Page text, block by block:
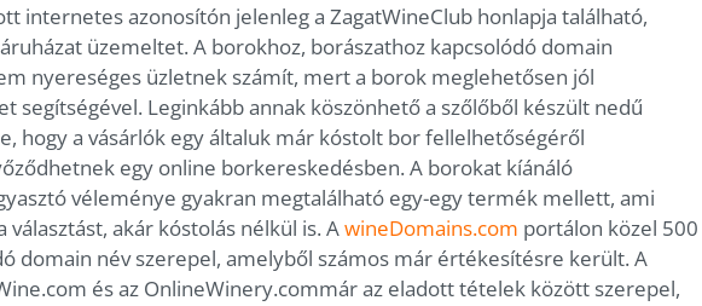
internetes azonosítón jelenleg a ZagatWineClub honlapja található,
üzemeltet. A borokhoz, borászathoz kapcsolódó domain
nyereséges üzletnek számít, mert a borok meglehetősen jól
segítségével. Leginkább annak köszönhető a szőlőből készült nedű
hogy a vásárlók egy általuk már kóstolt bor fellelhetőségéről
egy online borkereskedésben. A borokat kíánáló
véleménye gyakran megtalálható egy-egy termék mellett, ami
akár kóstolás nélkül is. AwineDomains.com portálon közel 500
domain név szerepel, amelyből számos már értékesítésre került. A
és az OnlineWinery.commár az eladott tételek között szerepel,